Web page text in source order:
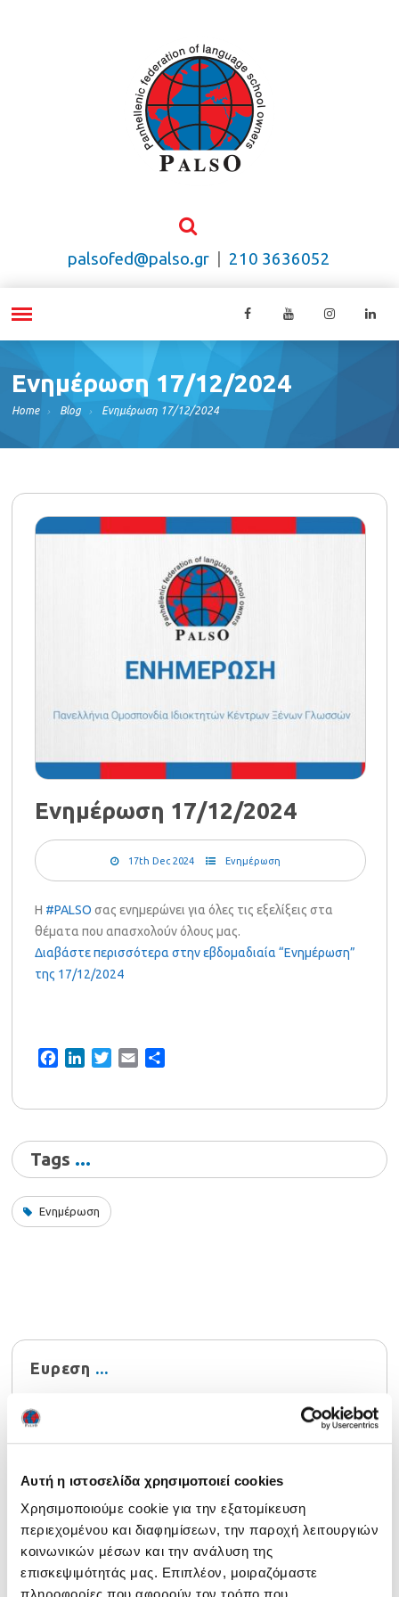
Αυτή η ιστοσελίδα χρησιμοποιεί cookies
Χρησιμοποιούμε cookie για την εξατομίκευση
περιεχομένου και διαφημίσεων, την παροχή λειτουργιών
κοινωνικών μέσων και την ανάλυση της
επισκεψιμότητάς μας. Επιπλέον, μοιραζόμαστε
palsofed@palso.gr 210 3636052
Ενημέρωση 17/12/2024
Home Blog Ενημέρωση 17/12/2024
Ενημέρωση 17/12/2024
17th Dec 2024 Ενημέρωση
Η #PALSO σας ενημερώνει για όλες τις εξελίξεις στα
θέματα που απασχολούν όλους μας.
Διαβάστε περισσότερα στην εβδομαδιαία “Ενημέρωση”
της 17/12/2024
FacebookLinkedInTwitterEmail
Tags
Ενημέρωση
Ευρεση
Τελευταία νέα
Ενημέρωση 29/07/2026 29 July 2026
Αναρτήθηκαν τα αποτελέσματα NOCN Μαΐου 2026
July 2026